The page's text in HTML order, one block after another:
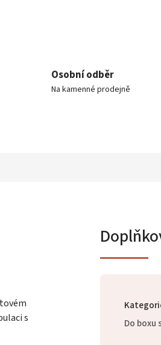
Osobní odběr
Na kamenné prodejně
s
Do boxu